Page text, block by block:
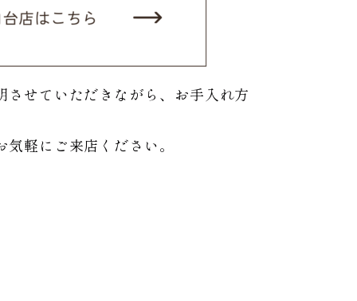
せていただきながら、お手入れ方
軽にご来店ください。